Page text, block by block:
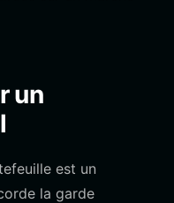
un
est un
la garde